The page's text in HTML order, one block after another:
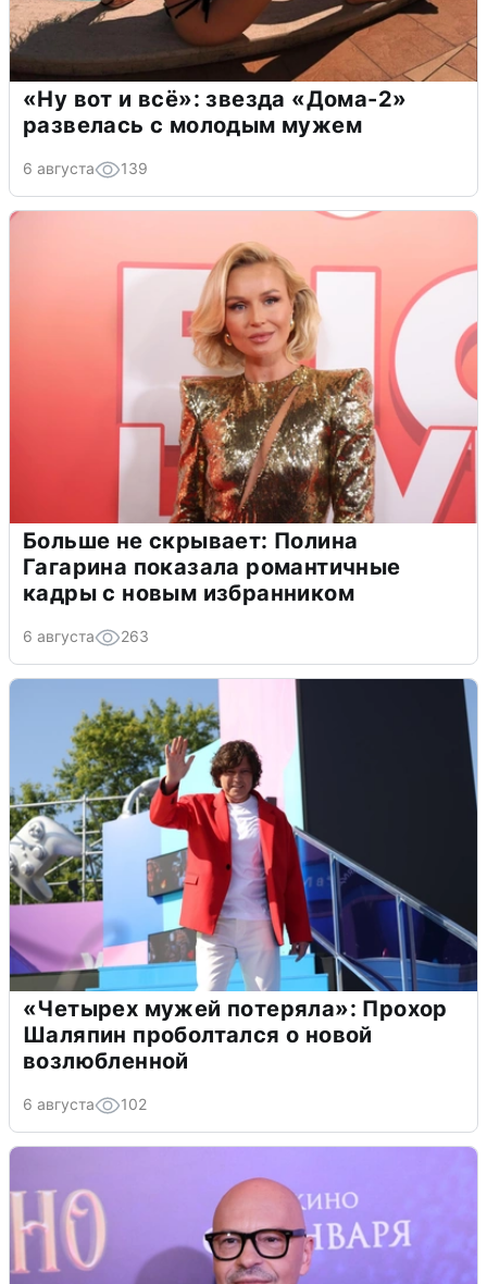
«Ну вот и всё»: звезда «Дома-2»
развелась с молодым мужем
6 августа 139
Больше не скрывает: Полина
Гагарина показала романтичные
кадры с новым избранником
6 августа 263
«Четырех мужей потеряла»: Прохор
Шаляпин проболтался о новой
возлюбленной
6 августа 102